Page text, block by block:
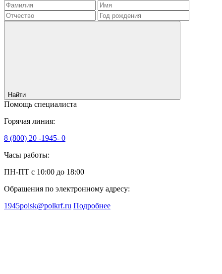
Найти
Помощь специалиста
Горячая линия:
8 (800) 20 -1945- 0
Часы работы:
ПН-ПТ с 10:00 до 18:00
Обращения по электронному адресу:
1945poisk@polkrf.ru Подробнее